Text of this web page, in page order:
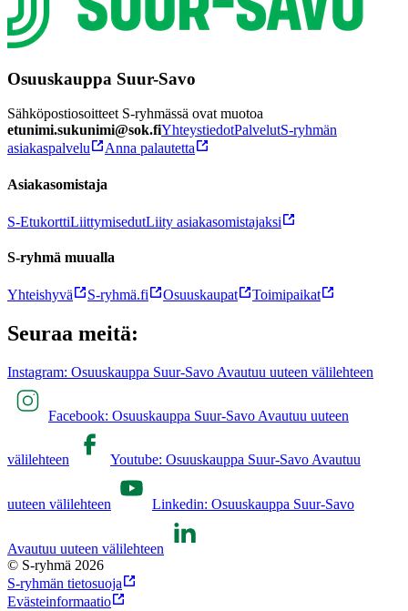
Osuuskauppa Suur-Savo
Sähköpostiosoitteet S-ryhmässä ovat muotoa
etunimi.sukunimi@sok.fiYhteystiedotPalvelutS-ryhmän
asiakaspalvelu
Anna palautetta
Asiakasomistaja
S-EtukorttiLiittymisedutLiity asiakasomistajaksi
S-ryhmä muualla
Yhteishyvä S-ryhmä.fi Osuuskaupat Toimipaikat
Seuraa meitä:
Instagram: Osuuskauppa Suur-Savo Avautuu uuteen välilehteen
Facebook: Osuuskauppa Suur-Savo Avautuu uuteen
välilehteen Youtube: Osuuskauppa Suur-Savo Avautuu
uuteen välilehteen Linkedin: Osuuskauppa Suur-Savo
Avautuu uuteen välilehteen
© S-ryhmä 2026
S-ryhmän tietosuoja
Evästeinformaatio